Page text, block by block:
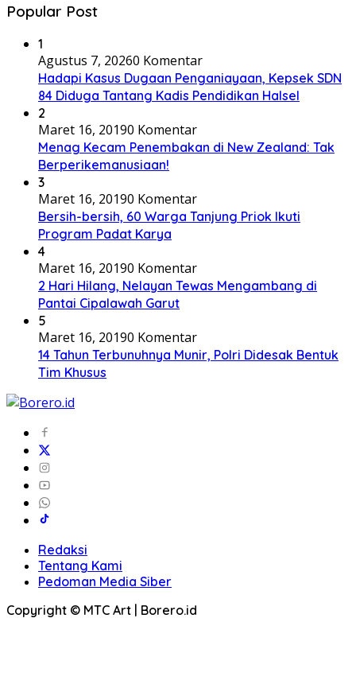
Popular Post
1
Agustus 7, 20260 Komentar
Hadapi Kasus Dugaan Penganiayaan, Kepsek SDN
84 Diduga Tantang Kadis Pendidikan Halsel
2
Maret 16, 20190 Komentar
Menag Kecam Penembakan di New Zealand: Tak
Berperikemanusiaan!
3
Maret 16, 20190 Komentar
Bersih-bersih, 60 Warga Tanjung Priok Ikuti
Program Padat Karya
4
Maret 16, 20190 Komentar
2 Hari Hilang, Nelayan Tewas Mengambang di
Pantai Cipalawah Garut
5
Maret 16, 20190 Komentar
14 Tahun Terbunuhnya Munir, Polri Didesak Bentuk
Tim Khusus
Redaksi
Tentang Kami
Pedoman Media Siber
Copyright © MTC Art | Borero.id